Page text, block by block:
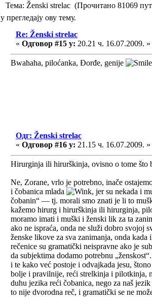
Тема: Ženski strelac (Прочитано 81069
прегледају ову тему.
Re: Ženski strelac
« Одговор #15 у: 20.21 ч. 16.07.2009. »
Bwahaha, piloćanka, Đorđe, genije
Одг: Ženski strelac
« Одговор #16 у: 21.15 ч. 16.07.2009. »
Hirurginja ili hirurškinja, ovisno o tome što
Ne, Zorane, vrlo je potrebno, inače
i čobanica mlada
, jer su nekada i
čobanin“ — tj. morali smo znati je li to
kažemo hirurg i hirurškinja ili hirurginja,
moramo imati i muški i ženski lik za ta
ako ne ispraća, onda ne služi dobro
ženske likove za sva zanimanja, onda
rečenice su gramatički neispravne ako je
da subjektima dodamo potrebnu
i te kako već postoje i odvajkada jesu,
bolje i pravilnije, reći strelkinja i pilotkinja,
duhu jezika reći čobanica, nego za naš
to nije dvorodna reč, i gramatički se ne